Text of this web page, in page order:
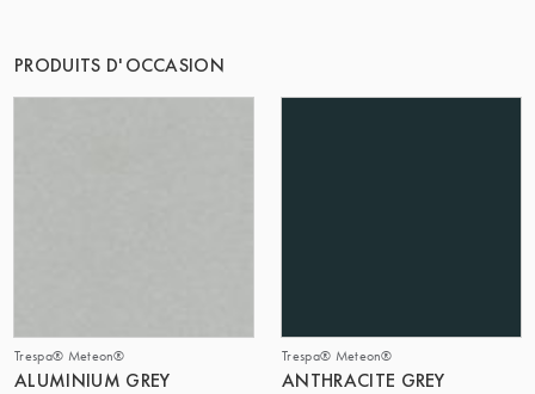
PRODUITS D'OCCASION
Trespa® Meteon®
ALUMINIUM GREY
Trespa® Meteon®
ANTHRACITE GREY